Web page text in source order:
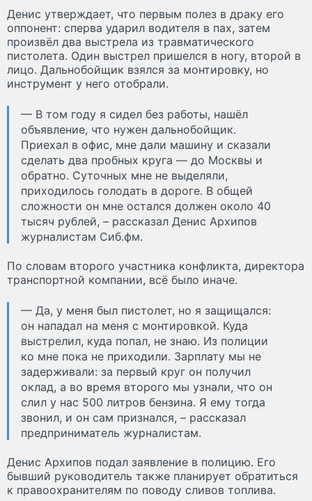
Денис утверждает, что первым полез в драку его
оппонент: сперва ударил водителя в пах, затем
произвёл два выстрела из травматического
пистолета. Один выстрел пришелся в ногу, второй в
лицо. Дальнобойщик взялся за монтировку, но
инструмент у него отобрали.
— В том году я сидел без работы, нашёл
объявление, что нужен дальнобойщик.
Приехал в офис, мне дали машину и сказали
сделать два пробных круга — до Москвы и
обратно. Суточных мне не выделяли,
приходилось голодать в дороге. В общей
сложности он мне остался должен около 40
тысяч рублей, – рассказал Денис Архипов
журналистам Сиб.фм.
По словам второго участника конфликта, директора
транспортной компании, всё было иначе.
— Да, у меня был пистолет, но я защищался:
он нападал на меня с монтировкой. Куда
выстрелил, куда попал, не знаю. Из полиции
ко мне пока не приходили. Зарплату мы не
задерживали: за первый круг он получил
оклад, а во время второго мы узнали, что он
слил у нас 500 литров бензина. Я ему тогда
звонил, и он сам признался, – рассказал
предприниматель журналистам.
Денис Архипов подал заявление в полицию. Его
бывший руководитель также планирует обратиться
к правоохранителям по поводу сливов топлива.